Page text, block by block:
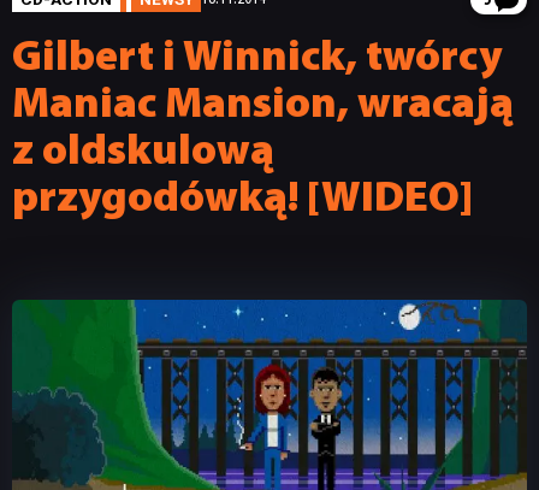
Gilbert i Winnick, twórcy
Maniac Mansion, wracają
z oldskulową
przygodówką! [WIDEO]